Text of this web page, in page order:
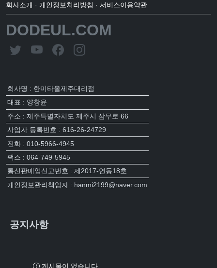
회사소개 · 개인정보처리방침 · 서비스이용약관
DODEUL.COM
회사명 : 한미타올제주대리점
대표 : 양창윤
주소 : 제주특별자치도 제주시 삼무로 66
사업자 등록번호 : 616-26-24729
전화 : 010-5966-4945
팩스 : 064-749-5945
통신판매업신고번호 : 제2017-연동18호
개인정보관리책임자 : hanmi2199@naver.com
공지사항
게시물이 없습니다.